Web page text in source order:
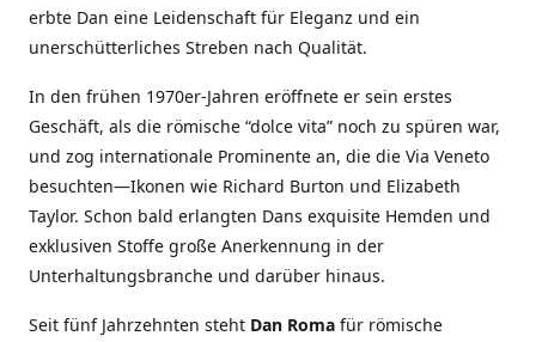
erbte Dan eine Leidenschaft für Eleganz und ein
unerschütterliches Streben nach Qualität.
In den frühen 1970er-Jahren eröffnete er sein erstes
Geschäft, als die römische “dolce vita” noch zu spüren war,
und zog internationale Prominente an, die die Via Veneto
besuchten—Ikonen wie Richard Burton und Elizabeth
Taylor. Schon bald erlangten Dans exquisite Hemden und
exklusiven Stoffe große Anerkennung in der
Unterhaltungsbranche und darüber hinaus.
Seit fünf Jahrzehnten steht Dan Roma für römische